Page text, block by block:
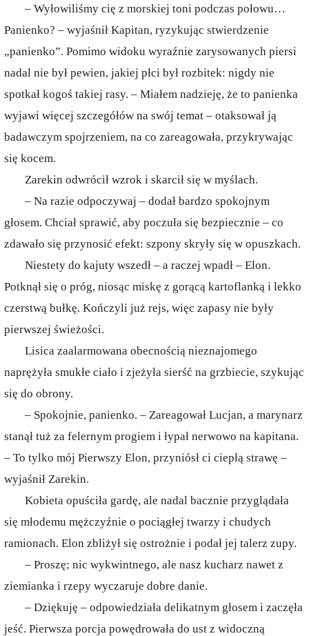
– Wyłowiliśmy cię z morskiej toni podczas połowu…
Panienko? – wyjaśnił Kapitan, ryzykując stwierdzenie
„panienko”. Pomimo widoku wyraźnie zarysowanych piersi
nadal nie był pewien, jakiej płci był rozbitek: nigdy nie
spotkał kogoś takiej rasy. – Miałem nadzieję, że to panienka
wyjawi więcej szczegółów na swój temat – otaksował ją
badawczym spojrzeniem, na co zareagowała, przykrywając
się kocem.
Zarekin odwrócił wzrok i skarcił się w myślach.
– Na razie odpoczywaj – dodał bardzo spokojnym
głosem. Chciał sprawić, aby poczuła się bezpiecznie – co
zdawało się przynosić efekt: szpony skryły się w opuszkach.
Niestety do kajuty wszedł – a raczej wpadł – Elon.
Potknął się o próg, niosąc miskę z gorącą kartoflanką i lekko
czerstwą bułkę. Kończyli już rejs, więc zapasy nie były
pierwszej świeżości.
Lisica zaalarmowana obecnością nieznajomego
naprężyła smukłe ciało i zjeżyła sierść na grzbiecie, szykując
się do obrony.
– Spokojnie, panienko. – Zareagował Lucjan, a marynarz
stanął tuż za felernym progiem i łypał nerwowo na kapitana.
– To tylko mój Pierwszy Elon, przyniósł ci ciepłą strawę –
wyjaśnił Zarekin.
Kobieta opuściła gardę, ale nadal bacznie przyglądała
się młodemu mężczyźnie o pociągłej twarzy i chudych
ramionach. Elon zbliżył się ostrożnie i podał jej talerz zupy.
– Proszę; nic wykwintnego, ale nasz kucharz nawet z
ziemianka i rzepy wyczaruje dobre danie.
– Dziękuję – odpowiedziała delikatnym głosem i zaczęła
jeść. Pierwsza porcja powędrowała do ust z widoczną